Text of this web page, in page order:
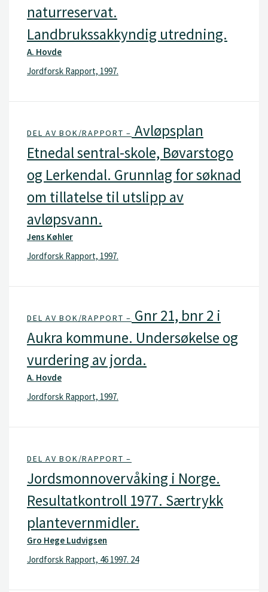
naturreservat.
Landbrukssakkyndig utredning.
A. Hovde
Jordforsk Rapport, 1997.
DEL AV BOK/RAPPORT – Avløpsplan
Etnedal sentral-skole, Bøvarstogo
og Lerkendal. Grunnlag for søknad
om tillatelse til utslipp av
avløpsvann.
Jens Køhler
Jordforsk Rapport, 1997.
DEL AV BOK/RAPPORT – Gnr 21, bnr 2 i
Aukra kommune. Undersøkelse og
vurdering av jorda.
A. Hovde
Jordforsk Rapport, 1997.
DEL AV BOK/RAPPORT –
Jordsmonnovervåking i Norge.
Resultatkontroll 1977. Særtrykk
plantevernmidler.
Gro Hege Ludvigsen
Jordforsk Rapport, 46 1997. 24